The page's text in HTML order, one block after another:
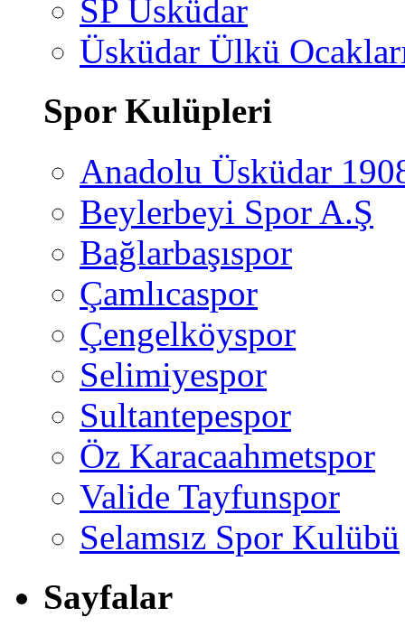
SP Üsküdar
Üsküdar Ülkü
Spor Kulüpleri
Anadolu Üsküdar
Beylerbeyi Spor A.Ş
Bağlarbaşıspor
Çamlıcaspor
Çengelköyspor
Selimiyespor
Sultantepespor
Öz Karacaahmetspor
Valide Tayfunspor
Selamsız Spor Kulübü
Sayfalar